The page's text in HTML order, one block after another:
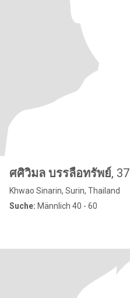
ศศิวิมล บรรลือทรัพย์, 37
Khwao Sinarin, Surin, Thailand
Suche: Männlich 40 - 60